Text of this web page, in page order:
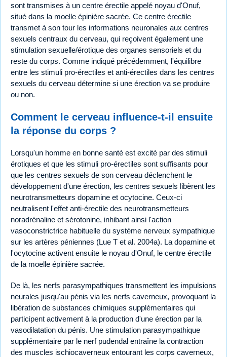
sont transmises à un centre érectile appelé noyau d'Onuf,
situé dans la moelle épinière sacrée. Ce centre érectile
transmet à son tour les informations neuronales aux centres
sexuels centraux du cerveau, qui reçoivent également une
stimulation sexuelle/érotique des organes sensoriels et du
reste du corps. Comme indiqué précédemment, l'équilibre
entre les stimuli pro-érectiles et anti-érectiles dans les centres
sexuels du cerveau détermine si une érection va se produire
ou non.
Comment le cerveau influence-t-il ensuite
la réponse du corps ?
Lorsqu'un homme en bonne santé est excité par des stimuli
érotiques et que les stimuli pro-érectiles sont suffisants pour
que les centres sexuels de son cerveau déclenchent le
développement d'une érection, les centres sexuels libèrent les
neurotransmetteurs dopamine et ocytocine. Ceux-ci
neutralisent l'effet anti-érectile des neurotransmetteurs
noradrénaline et sérotonine, inhibant ainsi l'action
vasoconstrictrice habituelle du système nerveux sympathique
sur les artères péniennes (Lue T et al. 2004a). La dopamine et
l'ocytocine activent ensuite le noyau d'Onuf, le centre érectile
de la moelle épinière sacrée.
De là, les nerfs parasympathiques transmettent les impulsions
neurales jusqu'au pénis via les nerfs caverneux, provoquant la
libération de substances chimiques supplémentaires qui
participent activement à la production d'une érection par la
vasodilatation du pénis. Une stimulation parasympathique
supplémentaire par le nerf pudendal entraîne la contraction
des muscles ischiocaverneux entourant les corps caverneux,